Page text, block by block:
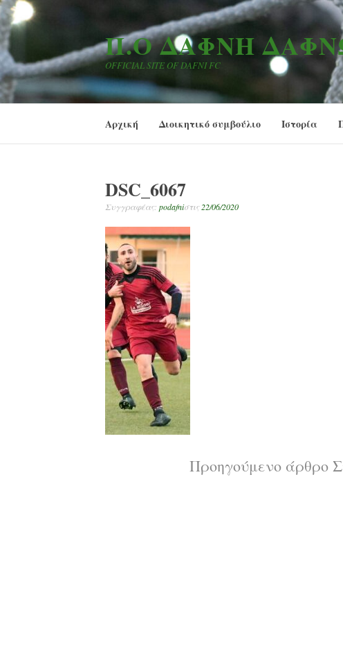
Μετάβαση
στο
περιεχόμενο
Π.Ο ΔΆΦΝΗ
OFFICIAL SITE OF DAFNI FC
Αρχική Διοικητικό συμβούλιο Ιστορία
DSC_6067
Συγγραφέας: podafniστις22/06/2020
Διαβάστε
Προηγούμενο άρθρο